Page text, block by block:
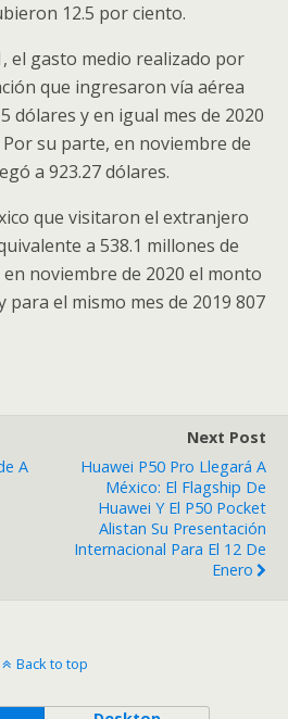
12.5 por ciento.
el gasto medio realizado por
que ingresaron vía aérea
dólares y en igual mes de 2020
su parte, en noviembre de
a 923.27 dólares.
que visitaron el extranjero
a 538.1 millones de
noviembre de 2020 el monto
para el mismo mes de 2019 807
A
Next Post
Huawei P50 Pro Llegará A
México: El Flagship De
Huawei Y El P50 Pocket
Alistan Su Presentación
Internacional Para El 12 De
Enero
Back to top